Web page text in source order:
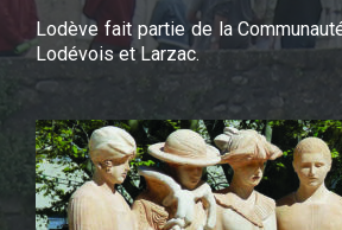
Lodève fait partie de la
Lodévois et Larzac.